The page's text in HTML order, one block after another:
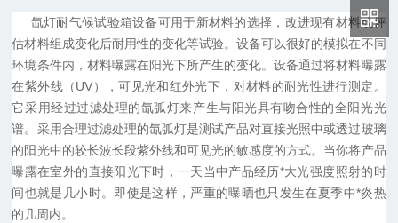
氙灯耐气候试验箱设备可用于新材料的选择，改进现有材料或评
估材料组成变化后耐用性的变化等试验。设备可以很好的模拟在不同
环境条件内，材料曝露在阳光下所产生的变化。设备通过将材料曝露
在紫外线（UV），可见光和红外光下，对材料的耐光性进行测定。
它采用经过过滤处理的氙弧灯来产生与阳光具有吻合性的全阳光光
谱。采用合理过滤处理的氙弧灯是测试产品对直接光照中或透过玻璃
的阳光中的较长波长段紫外线和可见光的敏感度的方式。当你将产品
曝露在室外的直接阳光下时，一天当中产品经历*大光强度照射的时
间也就是几小时。即使是这样，严重的曝晒也只发生在夏季中*炎热
的几周内。